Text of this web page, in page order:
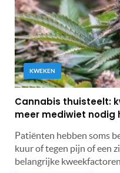
KWEKEN
Cannabis thuisteelt:
meer mediwiet nodig
Patiënten hebben soms
kuur of tegen pijn of een
belangrijke